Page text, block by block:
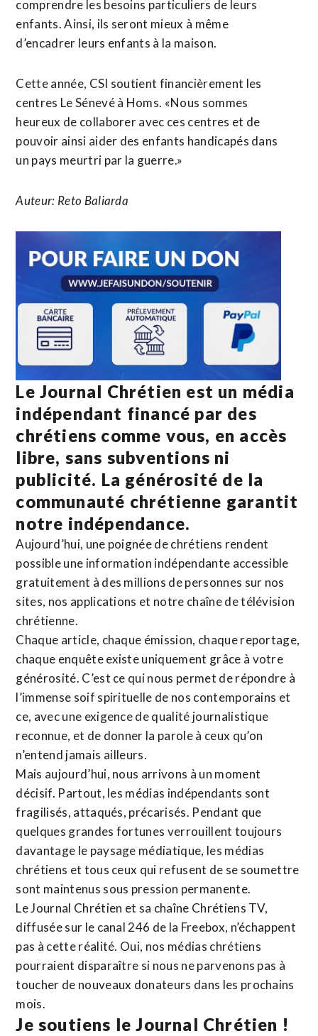
comprendre les besoins particuliers de leurs
enfants. Ainsi, ils seront mieux à même
d’encadrer leurs enfants à la maison.
Cette année, CSI soutient financièrement les
centres Le Sénevé à Homs. «Nous sommes
heureux de collaborer avec ces centres et de
pouvoir ainsi aider des enfants handicapés dans
un pays meurtri par la guerre.»
Auteur: Reto Baliarda
Le Journal Chrétien est un média
indépendant financé par des
chrétiens comme vous, en accès
libre, sans subventions ni
publicité. La générosité de la
communauté chrétienne garantit
notre indépendance.
Aujourd’hui, une poignée de chrétiens rendent
possible une information indépendante accessible
gratuitement à des millions de personnes sur nos
sites, nos applications et notre chaîne de télévision
chrétienne.
Chaque article, chaque émission, chaque reportage,
chaque enquête existe uniquement grâce à votre
générosité. C’est ce qui nous permet de répondre à
l’immense soif spirituelle de nos contemporains et
ce, avec une exigence de qualité journalistique
reconnue, et de donner la parole à ceux qu’on
n’entend jamais ailleurs.
Mais aujourd’hui, nous arrivons à un moment
décisif. Partout, les médias indépendants sont
fragilisés, attaqués, précarisés. Pendant que
quelques grandes fortunes verrouillent toujours
davantage le paysage médiatique, les médias
chrétiens et tous ceux qui refusent de se soumettre
sont maintenus sous pression permanente.
Le Journal Chrétien et sa chaîne Chrétiens TV,
diffusée sur le canal 246 de la Freebox, n’échappent
pas à cette réalité. Oui, nos médias chrétiens
pourraient disparaître si nous ne parvenons pas à
toucher de nouveaux donateurs dans les prochains
mois.
Je soutiens le Journal Chrétien !